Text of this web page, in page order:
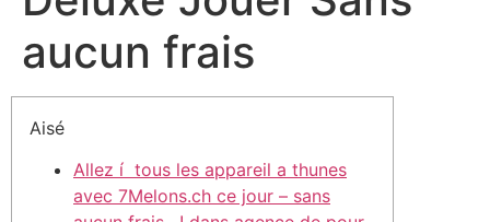
aucun frais
Aisé
Allez í tous les appareil a thunes
avec 7Melons.ch ce jour – sans